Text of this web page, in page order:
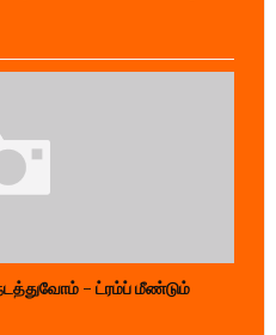
- ட்ரம்ப் மீண்டும்